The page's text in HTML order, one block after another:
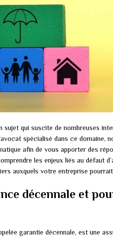
sujet qui suscite de nombreuses
spécialisé dans ce domaine,
afin de vous apporter des
les enjeux liés au défaut
auxquels votre entreprise
décennale et
garantie décennale, est une